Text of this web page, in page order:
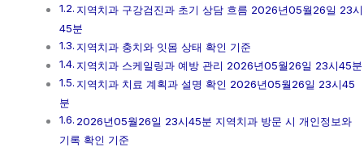
지역치과 구강검진과 초기 상담 흐름 2026년05월26일 23시
45분
지역치과 충치와 잇몸 상태 확인 기준
지역치과 스케일링과 예방 관리 2026년05월26일 23시45분
지역치과 치료 계획과 설명 확인 2026년05월26일 23시45
분
2026년05월26일 23시45분 지역치과 방문 시 개인정보와
기록 확인 기준